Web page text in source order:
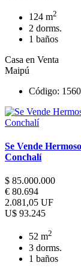
124 m2
2 dorms.
1 baños
Casa en Venta
Maipú
Código:
Se Vende
Conchalí
$ 85.000.000
€ 80.694
2.081,05 UF
U$ 93.245
52 m2
3 dorms.
1 baños